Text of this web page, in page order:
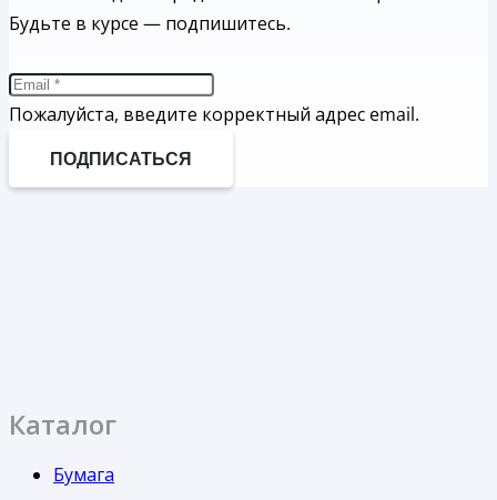
Будьте в курсе — подпишитесь.
Пожалуйста, введите корректный адрес email.
ПОДПИСАТЬСЯ
Каталог
Бумага